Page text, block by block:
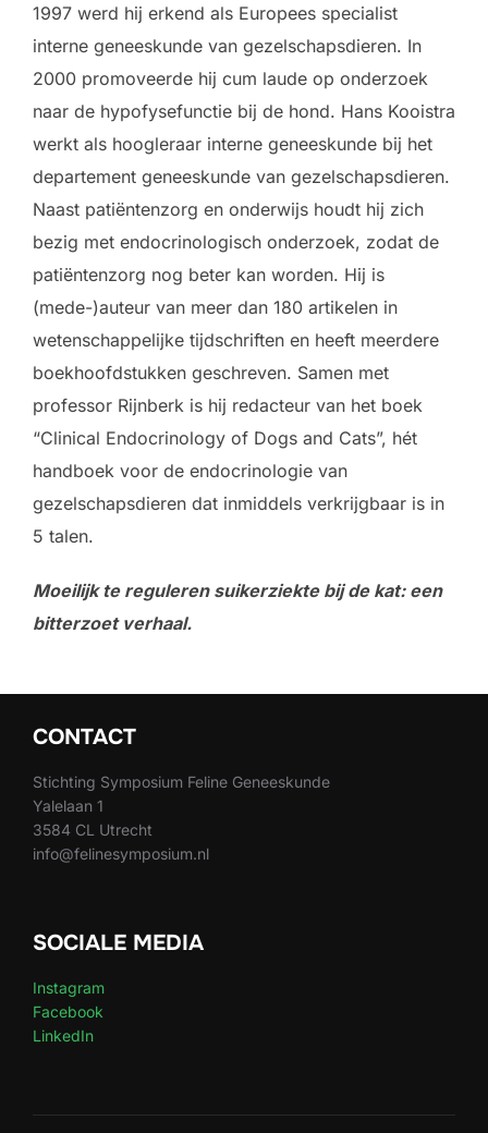
1997 werd hij erkend als Europees specialist
interne geneeskunde van gezelschapsdieren. In
2000 promoveerde hij cum laude op onderzoek
naar de hypofysefunctie bij de hond. Hans Kooistra
werkt als hoogleraar interne geneeskunde bij het
departement geneeskunde van gezelschapsdieren.
Naast patiëntenzorg en onderwijs houdt hij zich
bezig met endocrinologisch onderzoek, zodat de
patiëntenzorg nog beter kan worden. Hij is
(mede-)auteur van meer dan 180 artikelen in
wetenschappelijke tijdschriften en heeft meerdere
boekhoofdstukken geschreven. Samen met
professor Rijnberk is hij redacteur van het boek
“Clinical Endocrinology of Dogs and Cats”, hét
handboek voor de endocrinologie van
gezelschapsdieren dat inmiddels verkrijgbaar is in
5 talen.
Moeilijk te reguleren suikerziekte bij de kat: een
bitterzoet verhaal.
CONTACT
Stichting Symposium Feline Geneeskunde
Yalelaan 1
3584 CL Utrecht
info@felinesymposium.nl
SOCIALE MEDIA
Instagram
Facebook
LinkedIn